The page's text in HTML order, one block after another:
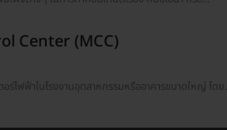
Center (MCC)
ไฟฟ้าในโรงงานอุตสาหกรรมหรืออาคารขนาดใหญ่ โดย